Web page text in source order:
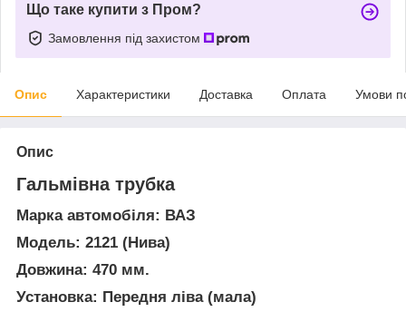
Що таке купити з Пром?
Замовлення під захистом
Опис Характеристики Доставка Оплата Умови
Опис
Гальмівна трубка
Марка автомобіля: ВАЗ
Модель: 2121 (Нива)
Довжина: 470 мм.
Установка: Передня ліва (мала)